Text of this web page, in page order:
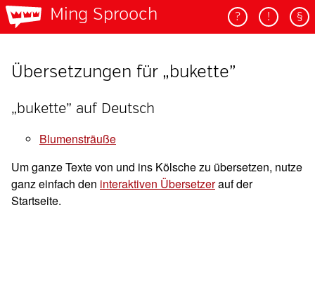
Ming Sprooch ? ! §
Übersetzungen für „bukette”
„bukette” auf Deutsch
blumensträuße
Um ganze Texte von und ins Kölsche zu übersetzen, nutze
ganz einfach den interaktiven Übersetzerauf der
Startseite.